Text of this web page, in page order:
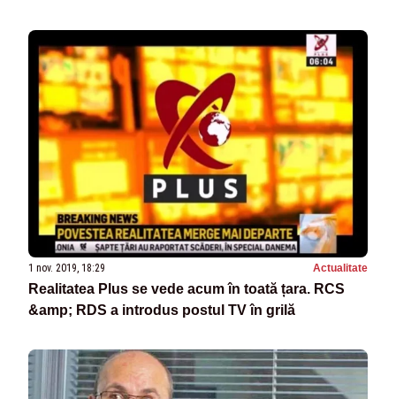
1 nov. 2019, 18:29 Actualitate
Realitatea Plus se vede acum în toată țara. RCS
&amp; RDS a introdus postul TV în grilă